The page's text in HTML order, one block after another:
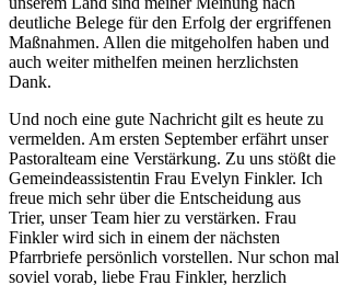
deutliche Belege für den Erfolg der ergriffenen
Maßnahmen. Allen die mitgeholfen haben und
auch weiter mithelfen meinen herzlichsten
Dank.
Und noch eine gute Nachricht gilt es heute zu
vermelden. Am ersten September erfährt unser
Pastoralteam eine Verstärkung. Zu uns stößt die
Gemeindeassistentin Frau Evelyn Finkler. Ich
freue mich sehr über die Entscheidung aus
Trier, unser Team hier zu verstärken. Frau
Finkler wird sich in einem der nächsten
Pfarrbriefe persönlich vorstellen. Nur schon mal
soviel vorab, liebe Frau Finkler, herzlich